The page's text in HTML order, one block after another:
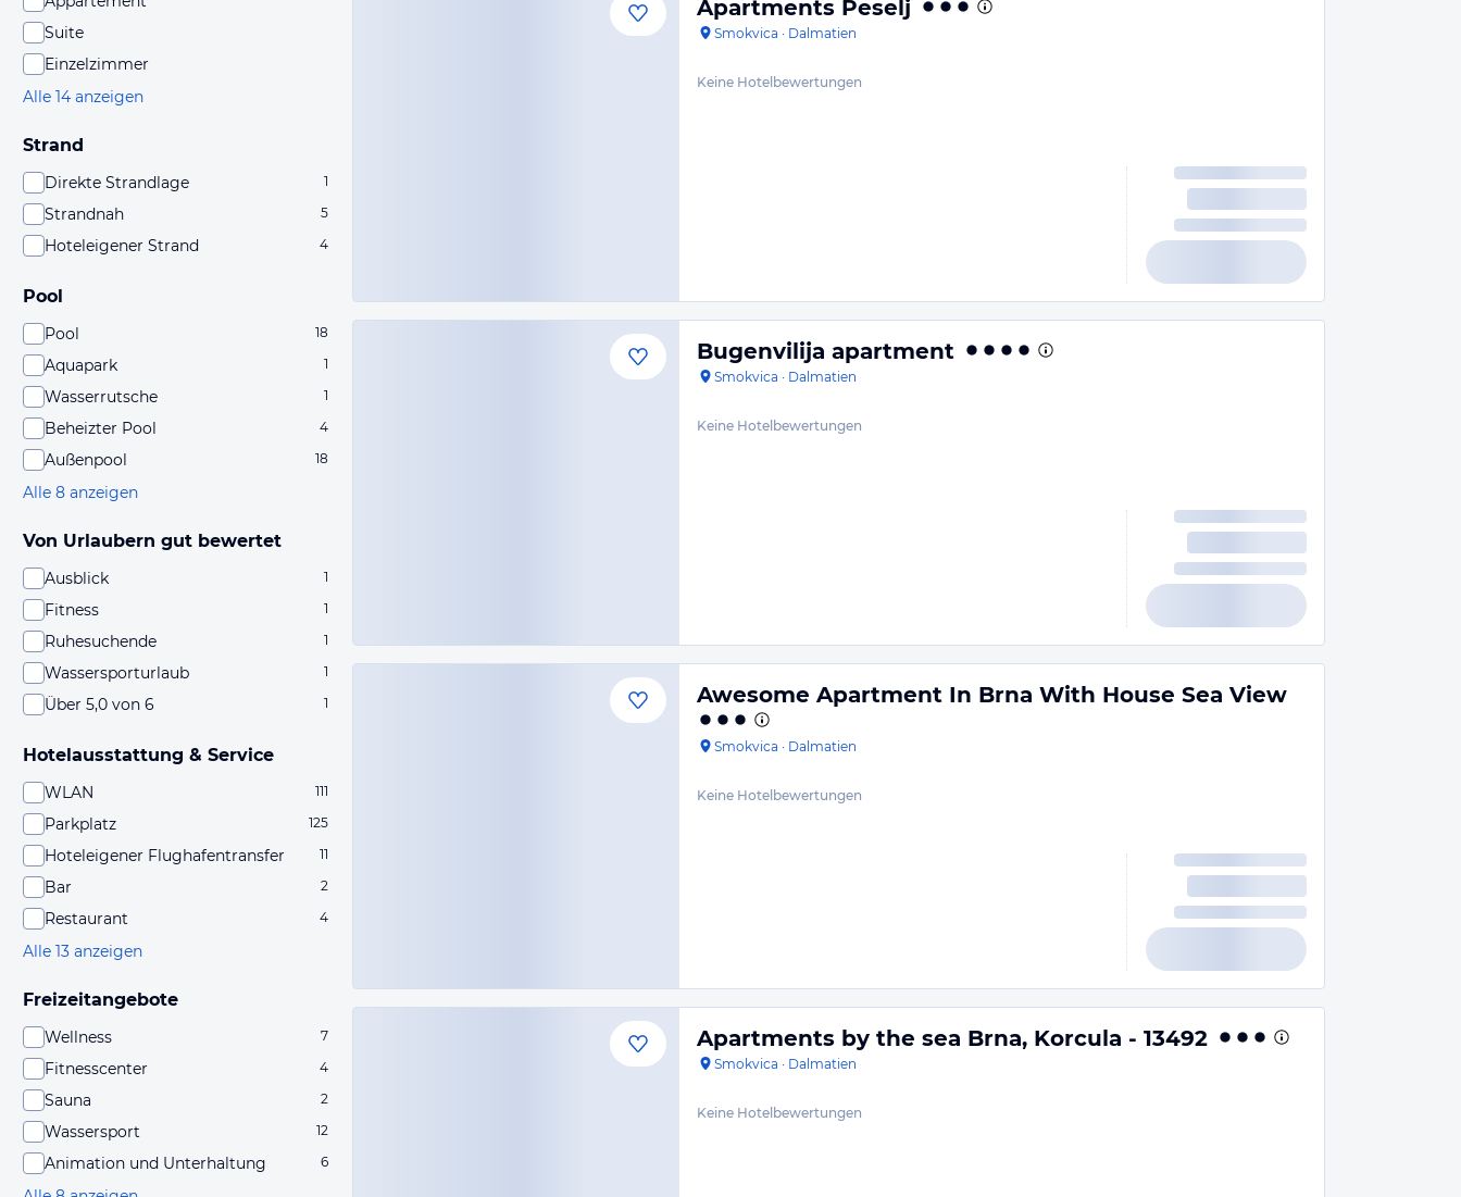
Suite
Einzelzimmer
Alle 14 anzeigen
Strand
Direkte Strandlage 1
Strandnah 5
Hoteleigener Strand 4
Pool
Pool 18
Aquapark 1
Wasserrutsche 1
Beheizter Pool 4
Außenpool 18
Alle 8 anzeigen
Von Urlaubern gut bewertet
Ausblick 1
Fitness 1
Ruhesuchende 1
Wassersporturlaub 1
Über 5,0 von 6 1
Hotelausstattung & Service
WLAN 111
Parkplatz 125
Hoteleigener Flughafentransfer 11
Bar 2
Restaurant 4
Alle 13 anzeigen
Freizeitangebote
Wellness 7
Fitnesscenter 4
Sauna 2
Wassersport 12
Animation und Unterhaltung 6
Apartments Peselj
Smokvica · Dalmatien
Keine Hotelbewertungen
Bugenvilija apartment
Smokvica · Dalmatien
Keine Hotelbewertungen
Awesome Apartment In Brna With House Sea View
Smokvica · Dalmatien
Keine Hotelbewertungen
Apartments by the sea Brna, Korcula - 13492
Smokvica · Dalmatien
Keine Hotelbewertungen